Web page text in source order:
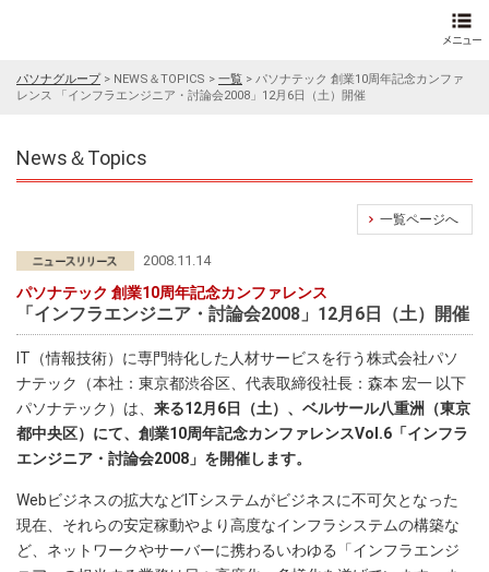
パソナグループ> NEWS＆TOPICS > 一覧 > パソナテック 創業10周年記念カンファ
レンス 「インフラエンジニア・討論会2008」12月6日（土）開催
News＆Topics
一覧ページへ
2008.11.14
パソナテック 創業10周年記念カンファレンス
「インフラエンジニア・討論会2008」12月6日（土）開催
IT（情報技術）に専門特化した人材サービスを行う株式会社パソ
ナテック（本社：東京都渋谷区、代表取締役社長：森本 宏一 以下
パソナテック）は、 来る12月6日（土）、ベルサール八重洲（東京
都中央区）にて、創業10周年記念カンファレンスVol.6「インフラ
エンジニア・討論会2008」を開催します。
Webビジネスの拡大などITシステムがビジネスに不可欠となった
現在、それらの安定稼動やより高度なインフラシステムの構築な
ど、ネットワークやサーバーに携わるいわゆる「インフラエンジ